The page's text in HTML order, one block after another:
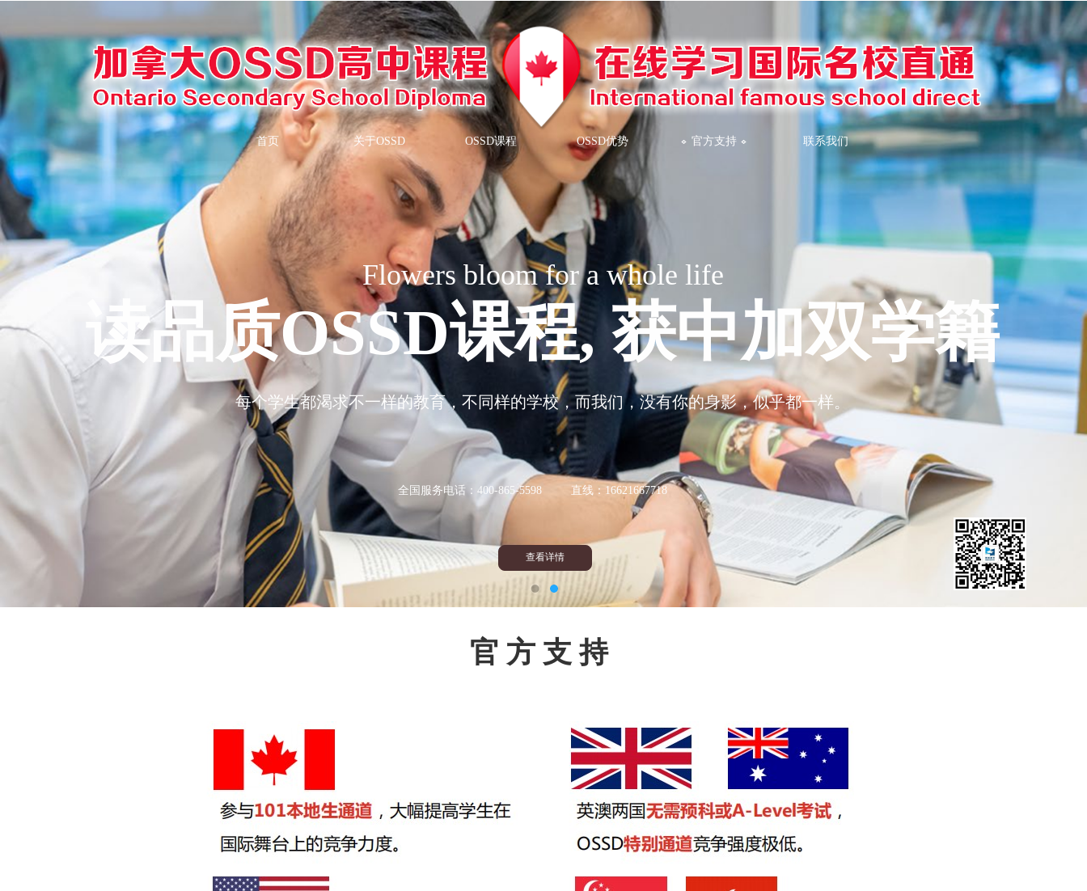
首页 关于OSSD OSSD课程 OSSD优势 官方支持 联系我们
Flowers bloom for a whole life
读品质OSSD课程, 获中加双学籍
每个学生都渴求不一样的教育，不同样的学校，而我们，没有你的身影，似乎都一样。
全国服务电话：400-865-5598 直线：16621667718
查看详情
官 方 支 持